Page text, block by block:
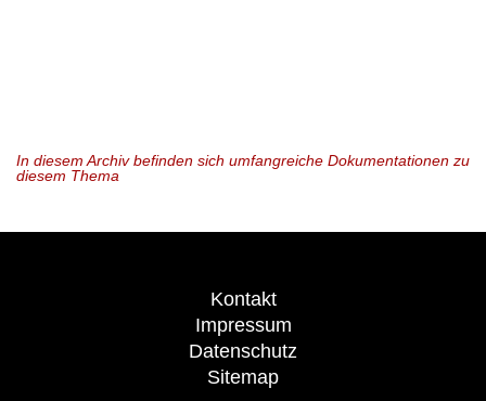
In diesem Archiv befinden sich umfangreiche Dokumentationen zu
diesem Thema
Kontakt
Impressum
Datenschutz
Sitemap